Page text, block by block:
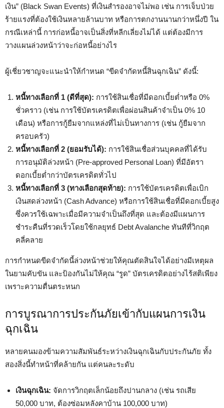
เงิน” (Black Swan Events) ที่เงินสำรองอาจไม่พอ เช่น การเจ็บป่วย
ร้ายแรงที่ต้องใช้เงินหลายล้านบาท หรือการตกงานนานกว่าหนึ่งปี ใน
กรณีเหล่านี้ การก่อหนี้อาจเป็นสิ่งที่หลีกเลี่ยงไม่ได้ แต่ต้องมีการ
วางแผนล่วงหน้าว่าจะก่อหนี้อย่างไร
ผู้เชี่ยวชาญจะแนะนำให้กำหนด “ขีดจำกัดหนี้สินฉุกเฉิน” ดังนี้:
หนี้ทางเลือกที่ 1 (ดีที่สุด): การใช้สินเชื่อที่มีดอกเบี้ยต่ำหรือ 0%
ชั่วคราว (เช่น การใช้บัตรเครดิตเพื่อผ่อนสินค้าจำเป็น 0% 10
เดือน) หรือการกู้ยืมจากแหล่งที่ไม่เป็นทางการ (เช่น กู้ยืมจาก
ครอบครัว)
หนี้ทางเลือกที่ 2 (ยอมรับได้): การใช้สินเชื่อส่วนบุคคลที่ได้รับ
การอนุมัติล่วงหน้า (Pre-approved Personal Loan) ที่มีอัตรา
ดอกเบี้ยต่ำกว่าบัตรเครดิตทั่วไป
หนี้ทางเลือกที่ 3 (ทางเลือกสุดท้าย): การใช้บัตรเครดิตเพื่อเบิก
เงินสดล่วงหน้า (Cash Advance) หรือการใช้สินเชื่อที่มีดอกเบี้ยสูง
ซึ่งควรใช้เฉพาะเมื่อมีความจำเป็นถึงที่สุด และต้องมีแผนการ
ชำระคืนที่รวดเร็วโดยใช้กลยุทธ์ Debt Avalanche ทันทีที่วิกฤต
คลี่คลาย
การกำหนดขีดจำกัดนี้ล่วงหน้าช่วยให้คุณตัดสินใจได้อย่างมีเหตุผล
ในยามคับขัน และป้องกันไม่ให้คุณ “รูด” บัตรเครดิตอย่างไร้สติเพียง
เพราะความตื่นตระหนก
การบูรณาการประกันภัยเข้ากับแผนการเงิน
ฉุกเฉิน
หลายคนมองข้ามความสัมพันธ์ระหว่างเงินฉุกเฉินกับประกันภัย ทั้ง
สองสิ่งนี้ทำหน้าที่คล้ายกัน แต่คนละระดับ
เงินฉุกเฉิน: จัดการวิกฤตเล็กน้อยถึงปานกลาง (เช่น รถเสีย
50,000 บาท, ต้องซ่อมหลังคาบ้าน 100,000 บาท)